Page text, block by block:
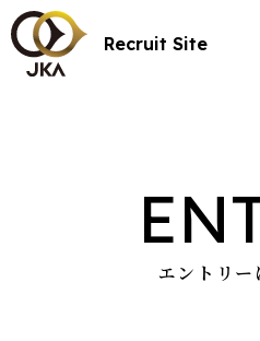
Recruit Site
エントリー